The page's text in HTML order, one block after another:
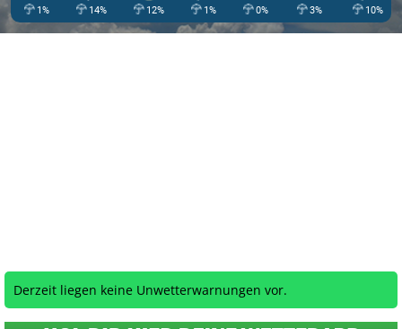
1% 14% 12% 1% 0% 3% 10%
Derzeit liegen keine Unwetterwarnungen vor.